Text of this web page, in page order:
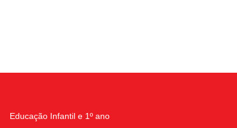
Educação Infantil e 1º ano